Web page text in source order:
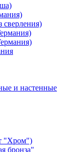
сверления)
и настенные
"Хром")
бронза"